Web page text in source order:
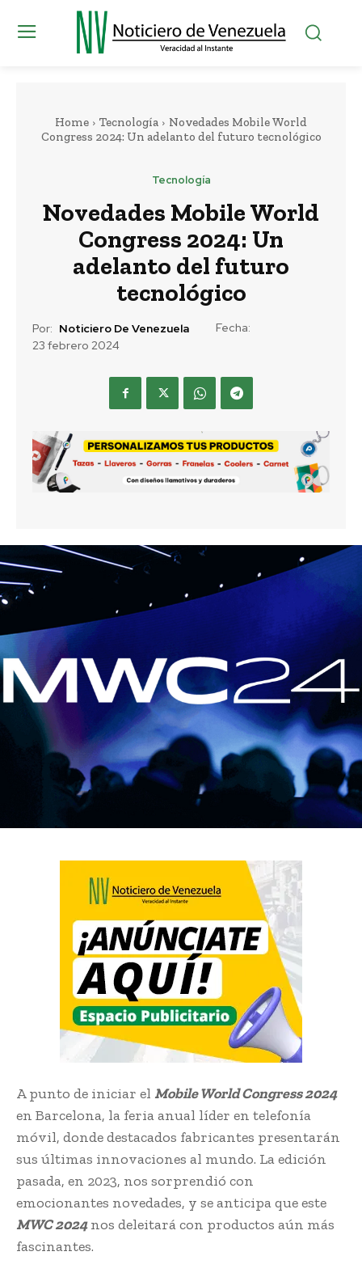
Home Tecnología
Novedades Mobile World
Congress 2024: Un adelanto del futuro tecnológico
Tecnología
Novedades Mobile World
Congress 2024: Un
adelanto del futuro
tecnológico
Por: Noticiero De Venezuela
Fecha:
23 febrero 2024
A punto de iniciar el Mobile World Congress 2024
en Barcelona, la feria anual líder en telefonía
móvil, donde destacados fabricantes presentarán
sus últimas innovaciones al mundo. La edición
pasada, en 2023, nos sorprendió con
emocionantes novedades, y se anticipa que este
MWC 2024nos deleitará con productos aún más
fascinantes.